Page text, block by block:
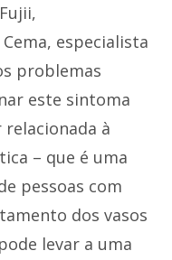
especialista
problemas
este sintoma
relacionada à
– que é uma
pessoas com
dos vasos
levar a uma